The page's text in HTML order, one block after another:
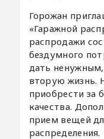
Горожан
«Гаражной
распродажи
бездумного
дать
вторую жизнь.
приобрести за
качества.
прием вещей
распределения.